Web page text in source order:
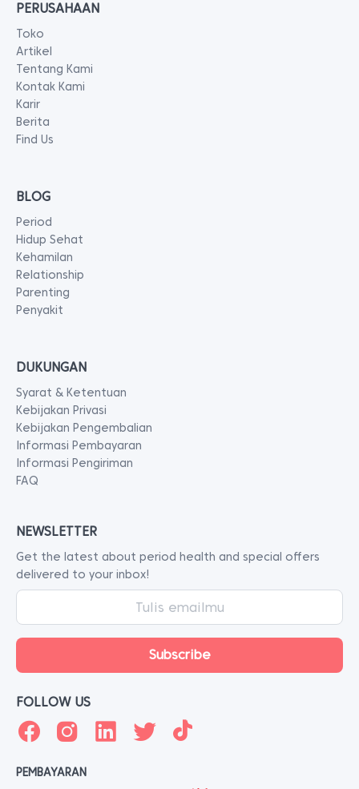
PERUSAHAAN
Toko
Artikel
Tentang Kami
Kontak Kami
Karir
Berita
Find Us
BLOG
Period
Hidup Sehat
Kehamilan
Relationship
Parenting
Penyakit
DUKUNGAN
Syarat & Ketentuan
Kebijakan Privasi
Kebijakan Pengembalian
Informasi Pembayaran
Informasi Pengiriman
FAQ
NEWSLETTER
Get the latest about period health and special offers
delivered to your inbox!
FOLLOW US
PEMBAYARAN